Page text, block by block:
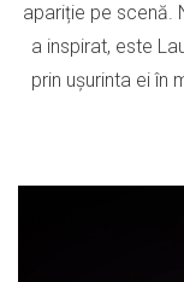
apariție pe scenă.
a inspirat, este
prin ușurinta ei în